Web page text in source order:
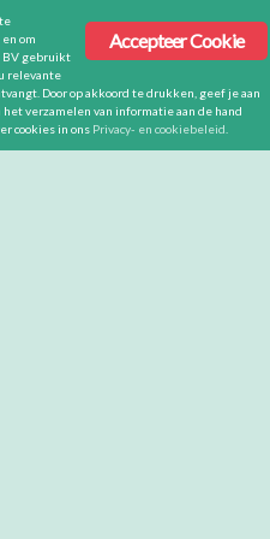
Accepteer Cookie
om
BV gebruikt
relevante
Door op akkoord te drukken, geef je aan
verzamelen van informatie aan de hand
cookies in ons Privacy- en cookiebeleid